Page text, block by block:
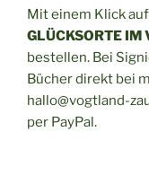
Mit einem Klick
GLÜCKSORTE IM
bestellen. Bei
Bücher direkt bei
hallo@vogtland-
per PayPal.